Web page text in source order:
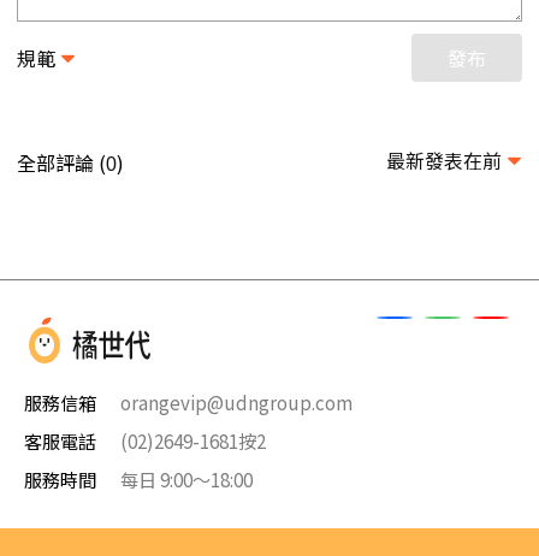
規範 發布
全部評論 (0) 最新發表在前
服務信箱
orangevip@udngroup.com
客服電話
(02)2649-1681按2
服務時間
每日 9:00～18:00